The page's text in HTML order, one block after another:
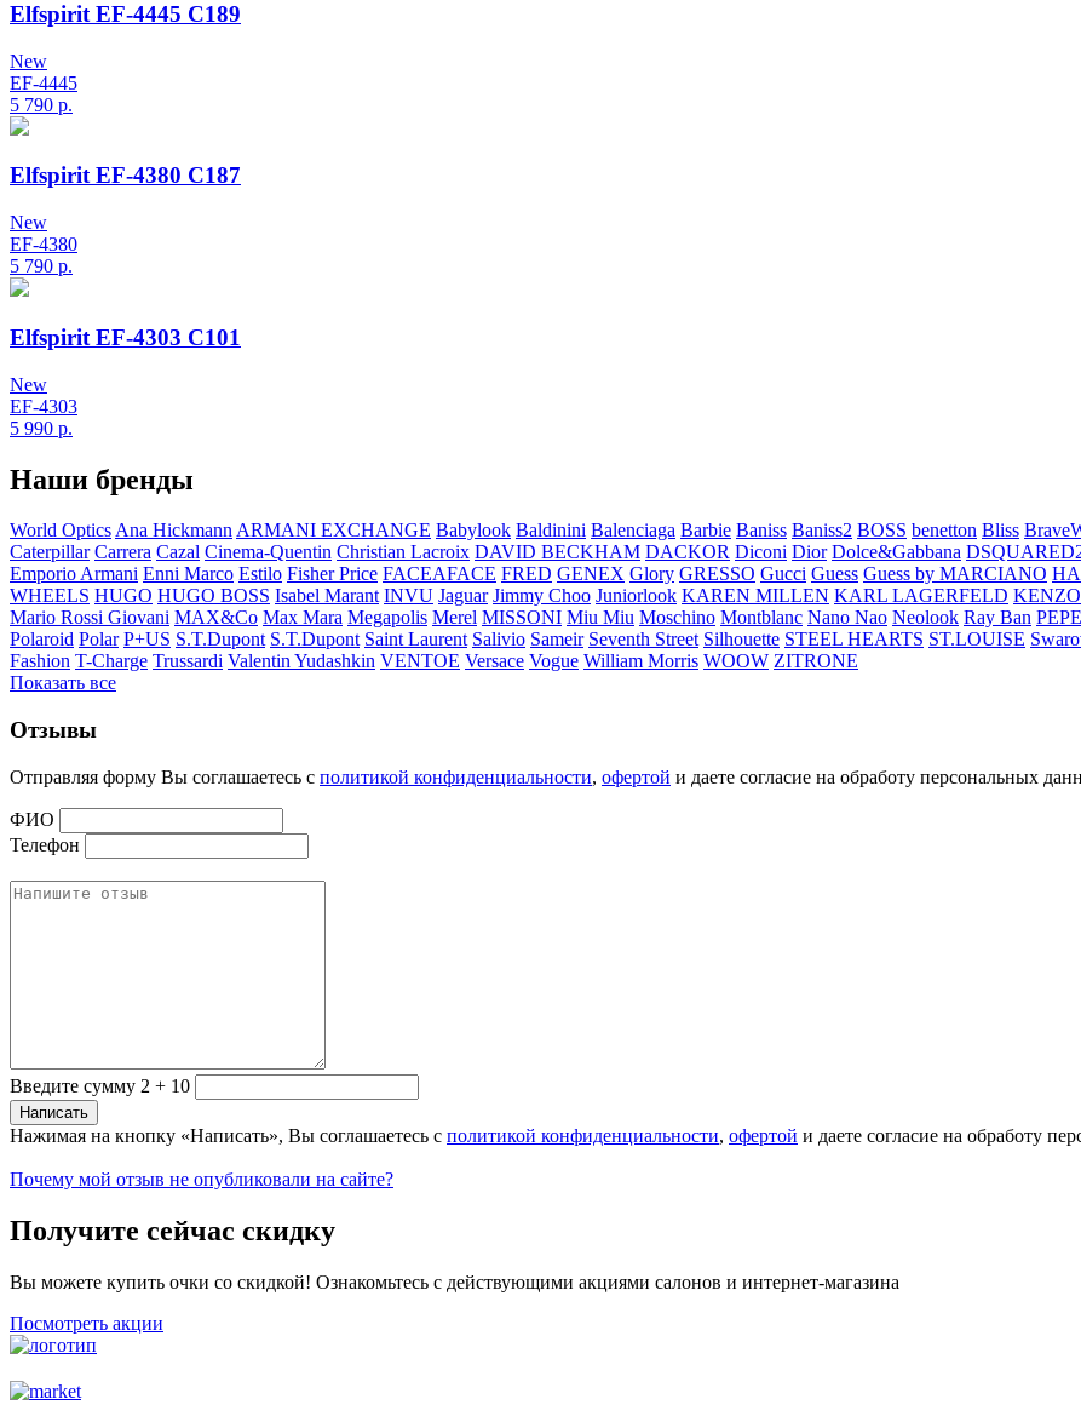
Elfspirit EF-4445 C189
New
EF-4445
5 790 р.
Elfspirit EF-4380 C187
New
EF-4380
5 790 р.
Elfspirit EF-4303 C101
New
EF-4303
5 990 р.
Наши бренды
World OpticsAna HickmannARMANI EXCHANGE Babylook Baldinini Balenciaga Barbie Baniss Baniss2 BOSS benetton Bliss
Caterpillar Carrera Cazal Cinema-Quentin Christian Lacroix DAVID BECKHAM DACKOR Diconi Dior Dolce&Gabbana
Emporio Armani Enni Marco Estilo Fisher Price FACEAFACE FRED GENEX Glory GRESSO Gucci Guess Guess by MARCIANO
WHEELS HUGO HUGO BOSS Isabel Marant INVU Jaguar Jimmy Choo Juniorlook KAREN MILLEN KARL LAGERFELD KENZO
Mario Rossi Giovani MAX&Co Max Mara Megapolis Merel MISSONI Miu Miu Moschino Montblanc Nano Nao Neolook Ray Ban
Polaroid Polar P+US S.T.Dupont S.T.Dupont Saint Laurent Salivio Sameir Seventh Street Silhouette STEEL HEARTS ST.LOUISE
Fashion T-Charge Trussardi Valentin Yudashkin VENTOE Versace Vogue William Morris WOOW ZITRONE
Показать все
Отзывы
Отправляя форму Вы соглашаетесь с политикой конфиденциальности, офертой и даете согласие на обработу персональных
ФИО
Телефон
Введите сумму 2 + 10
Нажимая на кнопку «Написать», Вы соглашаетесь с политикой конфиденциальности, офертой и даете согласие на обработу
Почему мой отзыв не опубликовали на сайте?
Получите сейчас скидку
Вы можете купить очки со скидкой! Ознакомьтесь с действующими акциями салонов и интернет-магазина
Посмотреть акции